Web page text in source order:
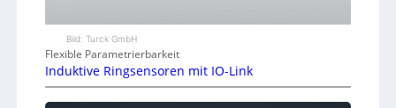
Bild: Turck GmbH
Flexible Parametrierbarkeit
Induktive Ringsensoren mit IO-Link